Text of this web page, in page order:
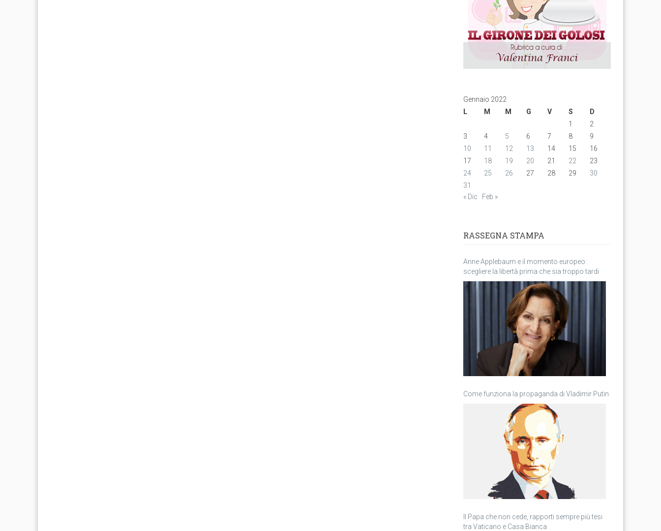
Gennaio 2022
L
M M G V S
D
1
2
3
4 5 6 7 8
9
10
11 12 13 14 15
16
17
18 19 20 21 22
23
24
25 26 27 28 29
30
31
« Dic
Feb »
RASSEGNA STAMPA
Anne Applebaum e il momento europeo:
scegliere la libertà prima che sia troppo tardi
Come funziona la propaganda di Vladimir Putin
Il Papa che non cede, rapporti sempre più tesi
tra Vaticano e Casa Bianca